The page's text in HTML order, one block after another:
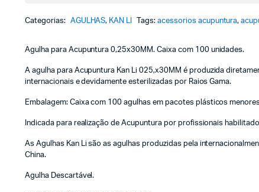
Categorias: AGULHAS, KAN LI Tags:acessorios acupuntura,
Agulha para Acupuntura 0,25x30MM. Caixa com 100 unidades.
A agulha para Acupuntura Kan Li 025,x30MM é produzida
internacionais e devidamente esterilizadas por Raios Gama.
Embalagem: Caixa com 100 agulhas em pacotes plásticos
Indicada para realização de Acupuntura por profissionais
As Agulhas Kan Li são as agulhas produzidas pela
China.
Agulha Descartável.